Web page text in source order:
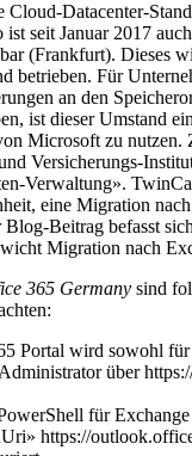
Cloud-Datacenter-
ist seit Januar 2017
(Frankfurt). Dieses
betrieben. Für
an den
ist dieser Umstand
Microsoft zu nutzen.
Versicherungs-
Verwaltung».
eine Migration nach
Blog-Beitrag befasst
Migration nach
365 Germany sind
Portal wird sowohl für
über
für
https://